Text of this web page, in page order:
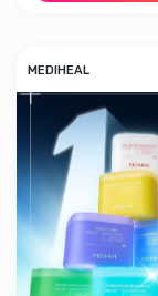
MEDIHEAL